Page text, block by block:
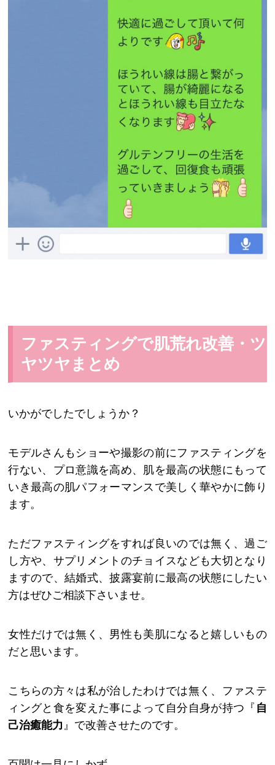
ファスティングで肌荒れ改善・ツ
ヤツヤまとめ
いかがでしたでしょうか？
モデルさんもショーや撮影の前にファスティングを
行ない、プロ意識を高め、肌を最高の状態にもって
いき最高の肌パフォーマンスで美しく華やかに飾り
ます。
ただファスティングをすれば良いのでは無く、過ご
し方や、サプリメントのチョイスなども大切となり
ますので、結婚式、披露宴前に最高の状態にしたい
方はぜひご相談下さいませ。
女性だけでは無く、男性も美肌になると嬉しいもの
だと思います。
こちらの方々は私が治したわけでは無く、ファステ
ィングと食を変えた事によって自分自身が持つ『 自
己治癒能力 』で改善させたのです。